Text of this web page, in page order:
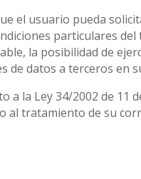
el usuario pueda
particulares
la posibilidad de
de datos a terceros en
a la Ley 34/2002 de 11
al tratamiento de su